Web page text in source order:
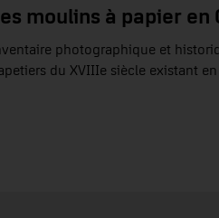
moulins à papier en
photographique et
du XVIIIe siècle existant